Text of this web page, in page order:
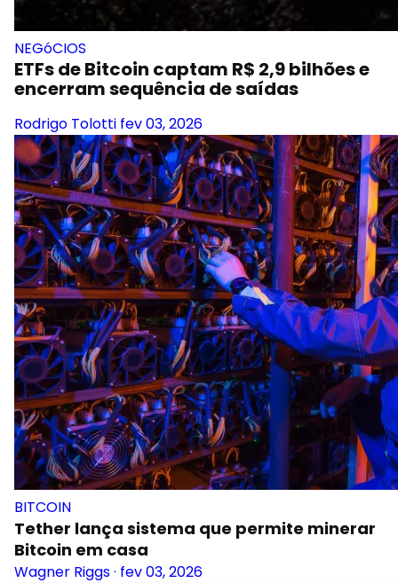
NEGóCIOS
ETFs de Bitcoin captam R$ 2,9 bilhões e
encerram sequência de saídas
Rodrigo Tolotti fev 03, 2026
BITCOIN
Tether lança sistema que permite minerar
Bitcoin em casa
Wagner Riggs· fev 03, 2026